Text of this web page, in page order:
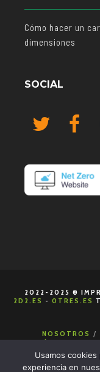
Cómo hacer un
dimensiones
SOCIAL
2022-2025 ®
2D2.ES - 0TRES.ES
NOSOTROS
POLÍTICA DE
Usamos
experiencia en